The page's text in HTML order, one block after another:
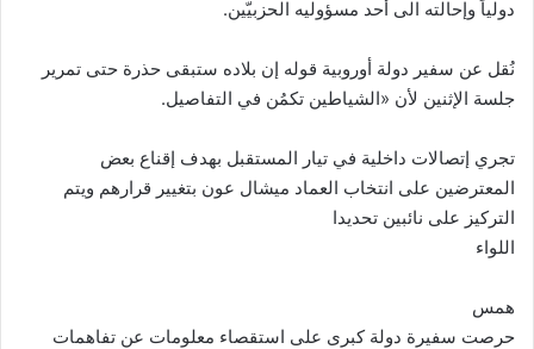
دولياً وإحالته الى أحد مسؤوليه الحزبيّين.
نُقل عن سفير دولة أوروبية قوله إن بلاده ستبقى حذرة حتى تمرير
جلسة الإثنين لأن «الشياطين تكمُن في التفاصيل.
تجري إتصالات داخلية في تيار المستقبل بهدف إقناع بعض
المعترضين على انتخاب العماد ميشال عون بتغيير قرارهم ويتم
التركيز على نائبين تحديدا
اللواء
همس
حرصت سفيرة دولة كبرى على استقصاء معلومات عن تفاهمات